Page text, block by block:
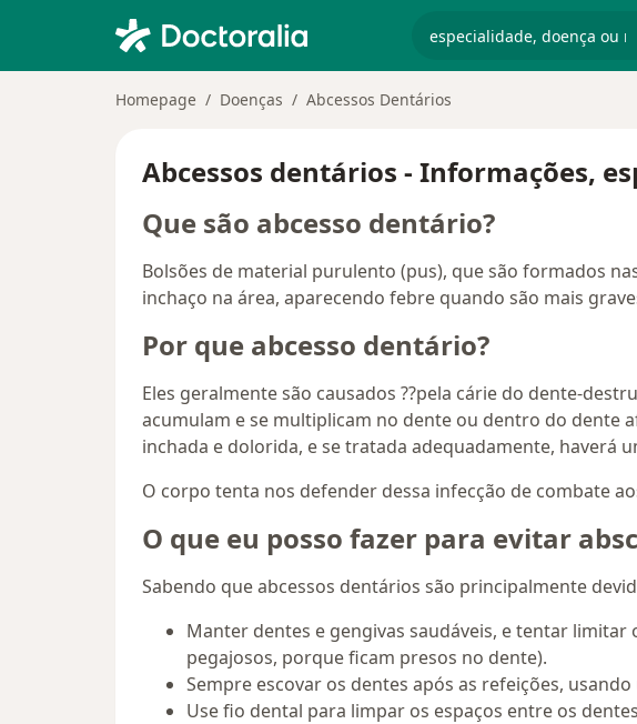
Homepage Doenças Abcessos Dentários
Abcessos dentários - Informações,
Que são abcesso dentário?
Bolsões de material purulento (pus), que são formados
inchaço na área, aparecendo febre quando são mais
Por que abcesso dentário?
Eles geralmente são causados ??pela cárie do dente-
acumulam e se multiplicam no dente ou dentro do dente
inchada e dolorida, e se tratada adequadamente, haverá
O corpo tenta nos defender dessa infecção de combate
O que eu posso fazer para evitar
Sabendo que abcessos dentários são principalmente
Manter dentes e gengivas saudáveis, e tentar
pegajosos, porque ficam presos no dente).
Sempre escovar os dentes após as refeições,
Use fio dental para limpar os espaços entre os